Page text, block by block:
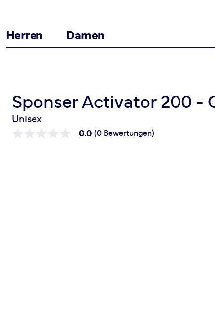
Herren Damen
Activator 200 - Cola-Lemon (30 x 25ml)
Sponser Activator 200 -
Unisex
0.0 (0 Bewertungen)